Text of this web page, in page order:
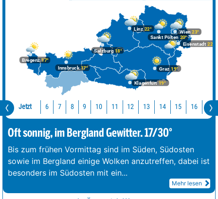
Bregenz17°
Graz19°
Innsbruck17°
Klagenfurt 19°
Linz22°
Salzburg18°
Wien 23°
Eisenstadt 22°
Sankt Pölten 20°
Jetzt 6 7 8 9 10 11 12 13 14 15 16 17
Oft sonnig, im Bergland Gewitter. 17/30°
Bis zum frühen Vormittag sind im Süden, Südosten
sowie im Bergland einige Wolken anzutreffen, dabei ist
besonders im Südosten mit ein...
Mehr lesen